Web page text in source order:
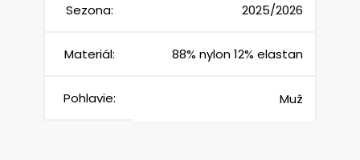
Sezona: 2025/2026
Materiál: 88% nylon 12% elastan
Pohlavie: Muž